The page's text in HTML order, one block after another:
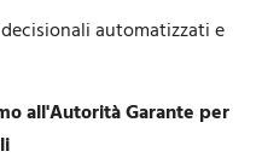
automatizzati e
all'Autorità Garante per